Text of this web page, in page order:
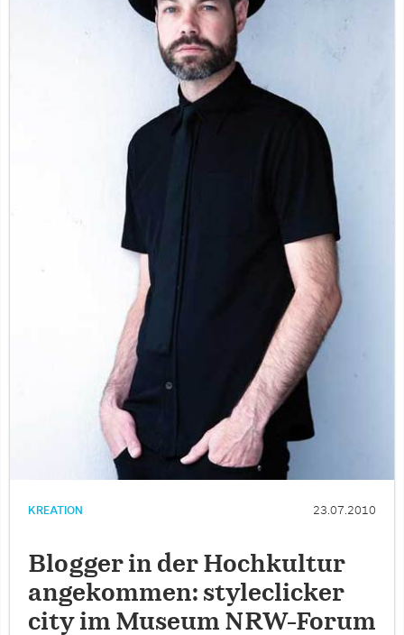
KREATION 23.07.2010
Blogger in der Hochkultur
angekommen: styleclicker
city im Museum NRW-Forum